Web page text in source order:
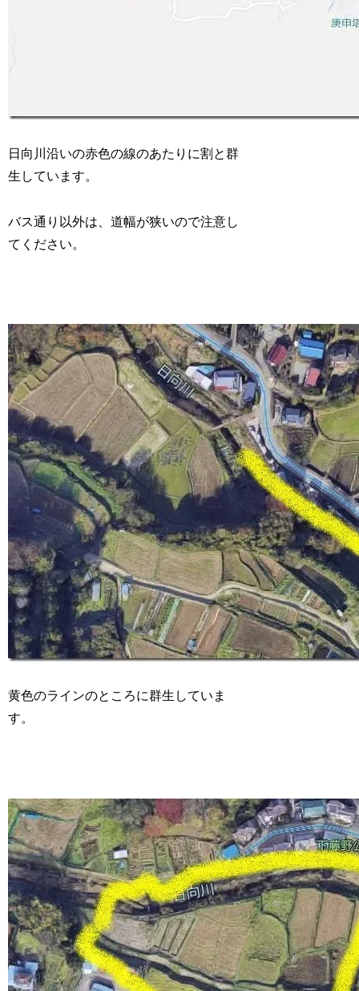
日向川沿いの赤色の線のあたりに割と群
生しています。
バス通り以外は、道幅が狭いので注意し
てください。
黄色のラインのところに群生していま
す。